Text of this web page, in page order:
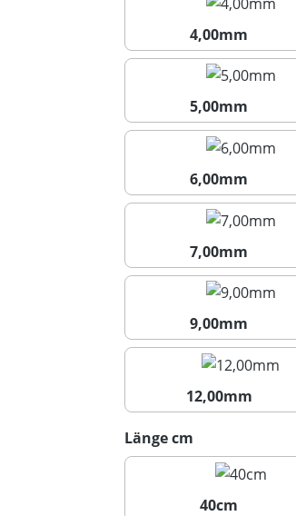
4,00mm
4,00mm
5,00mm
5,00mm
6,00mm
6,00mm
7,00mm
7,00mm
9,00mm
9,00mm
12,00mm
Länge cm
40cm